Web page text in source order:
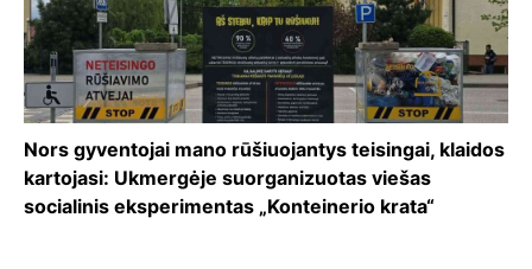
Nors gyventojai mano rūšiuojantys teisingai, klaidos
kartojasi: Ukmergėje suorganizuotas viešas
socialinis eksperimentas „Konteinerio krata“